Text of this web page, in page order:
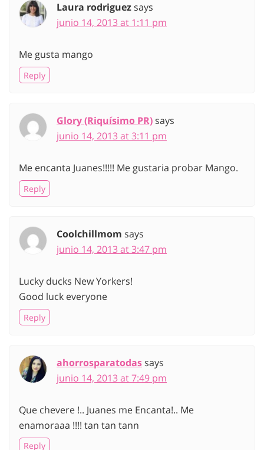
Laura rodriguezsays
junio 14, 2013 at 1:11 pm
Me gusta mango
Reply
Glory (Riquísimo PR)says
junio 14, 2013 at 3:11 pm
Me encanta Juanes!!!!! Me gustaria probar Mango.
Reply
Coolchillmom says
junio 14, 2013 at 3:47 pm
Lucky ducks New Yorkers!
Good luck everyone
Reply
ahorrosparatodassays
junio 14, 2013 at 7:49 pm
Que chevere !.. Juanes me Encanta!.. Me
enamoraaa !!!! tan tan tann
Reply